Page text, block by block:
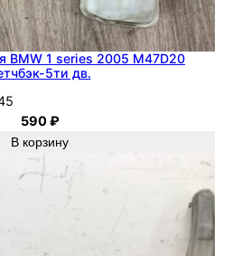
BMW 1 series 2005 M47D20
5ти дв.
590₽
В корзину